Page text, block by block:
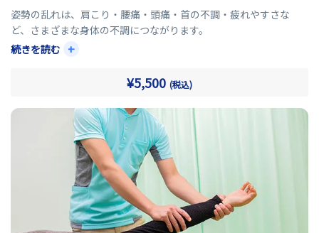
姿勢の乱れは、肩こり・腰痛・頭痛・首の不調・疲れやすさな
ど、さまざまな身体の不調につながります。
スマホやデスクワーク、長時間同じ姿勢でいることにより、猫背や
ら、正しい姿勢へ矯正し整え、負担の少ない身体づくりを目指し
続きを読む +
¥5,500 (税込)